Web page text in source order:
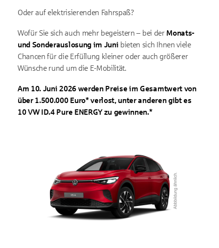
Oder auf elektrisierenden Fahrspaß?
Wofür Sie sich auch mehr begeistern – bei der Monats-
und Sonderauslosung im Juni bieten sich Ihnen viele
Chancen für die Erfüllung kleiner oder auch größerer
Wünsche rund um die E-Mobilität.
Am 10. Juni 2026 werden Preise im Gesamtwert von
über 1.500.000 Euro* verlost, unter anderen gibt es
10 VW ID.4 Pure ENERGY zu gewinnen.*